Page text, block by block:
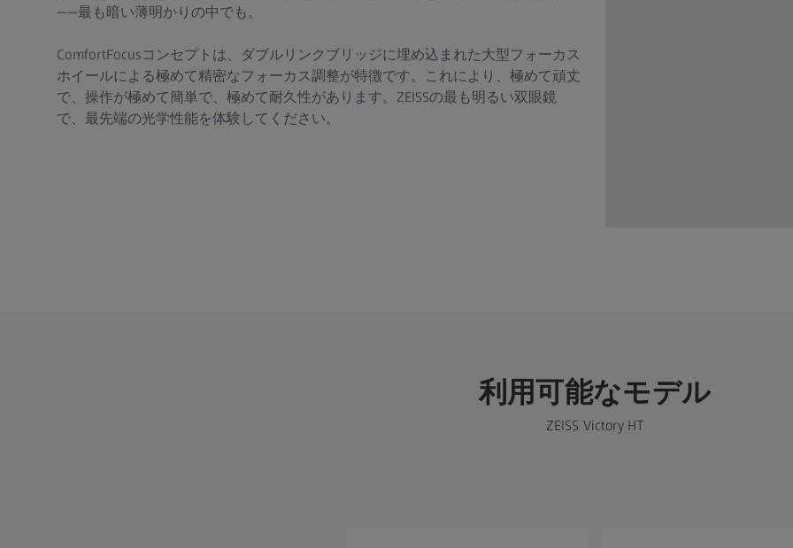
——最も暗い薄明かりの中でも。
ComfortFocusコンセプトは、ダブルリンクブリッジに埋め込まれた大型フォーカス
ホイールによる極めて精密なフォーカス調整が特徴です。これにより、極めて頑丈
で、操作が極めて簡単で、極めて耐久性があります。ZEISSの最も明るい双眼鏡
で、最先端の光学性能を体験してください。
利用可能なモデル
ZEISS Victory HT